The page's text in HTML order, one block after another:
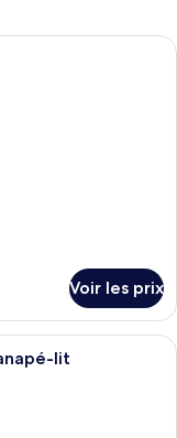
d’hôtel avec un
Voir les prix
d’hôtel avec un
lit